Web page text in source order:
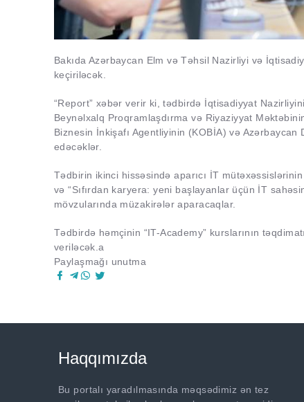
Bakıda Azərbaycan Elm və Təhsil Nazirliyi və
keçiriləcək.
“Report” xəbər verir ki, tədbirdə İqtisadiyyat
Beynəlxalq Proqramlaşdırma və Riyaziyyat
Biznesin İnkişafı Agentliyinin (KOBİA) və
edəcəklər.
Tədbirin ikinci hissəsində aparıcı İT
və “Sıfırdan karyera: yeni başlayanlar üçün İT
mövzularında müzakirələr aparacaqlar.
Tədbirdə həmçinin “IT-Academy” kurslarının
veriləcək.a
Paylaşmağı unutma
Haqqımızda
Bu portalı yaradılmasında məqsədimiz ən tez